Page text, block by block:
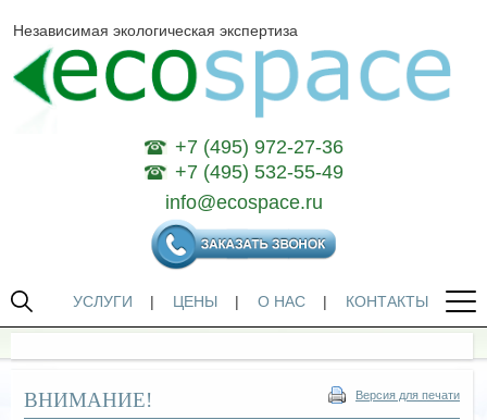
Независимая экологическая экспертиза
+7 (495) 972-27-36
+7 (495) 532-55-49
info@ecospace.ru
УСЛУГИ | ЦЕНЫ | О НАС | КОНТАКТЫ
Версия для печати
ВНИМАНИЕ!